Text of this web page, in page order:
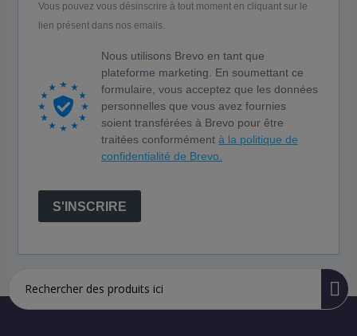
Vous pouvez vous désinscrire à tout moment en cliquant sur le
lien présent dans nos emails.
Nous utilisons Brevo en tant que
plateforme marketing. En soumettant ce
formulaire, vous acceptez que les données
personnelles que vous avez fournies
soient transférées à Brevo pour être
traitées conformément à la politique de
confidentialité de Brevo.
S'INSCRIRE